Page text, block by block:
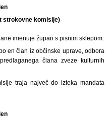
strokovne komisije)
imenuje župan s pisnim sklepom.
en član iz občinske uprave, odbora
člana zveze kulturnih
traja največ do izteka mandata